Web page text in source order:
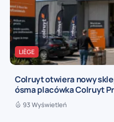
LIÈGE
Colruyt otwiera nowy
ósma placówka Colruyt
93 Wyświetleń